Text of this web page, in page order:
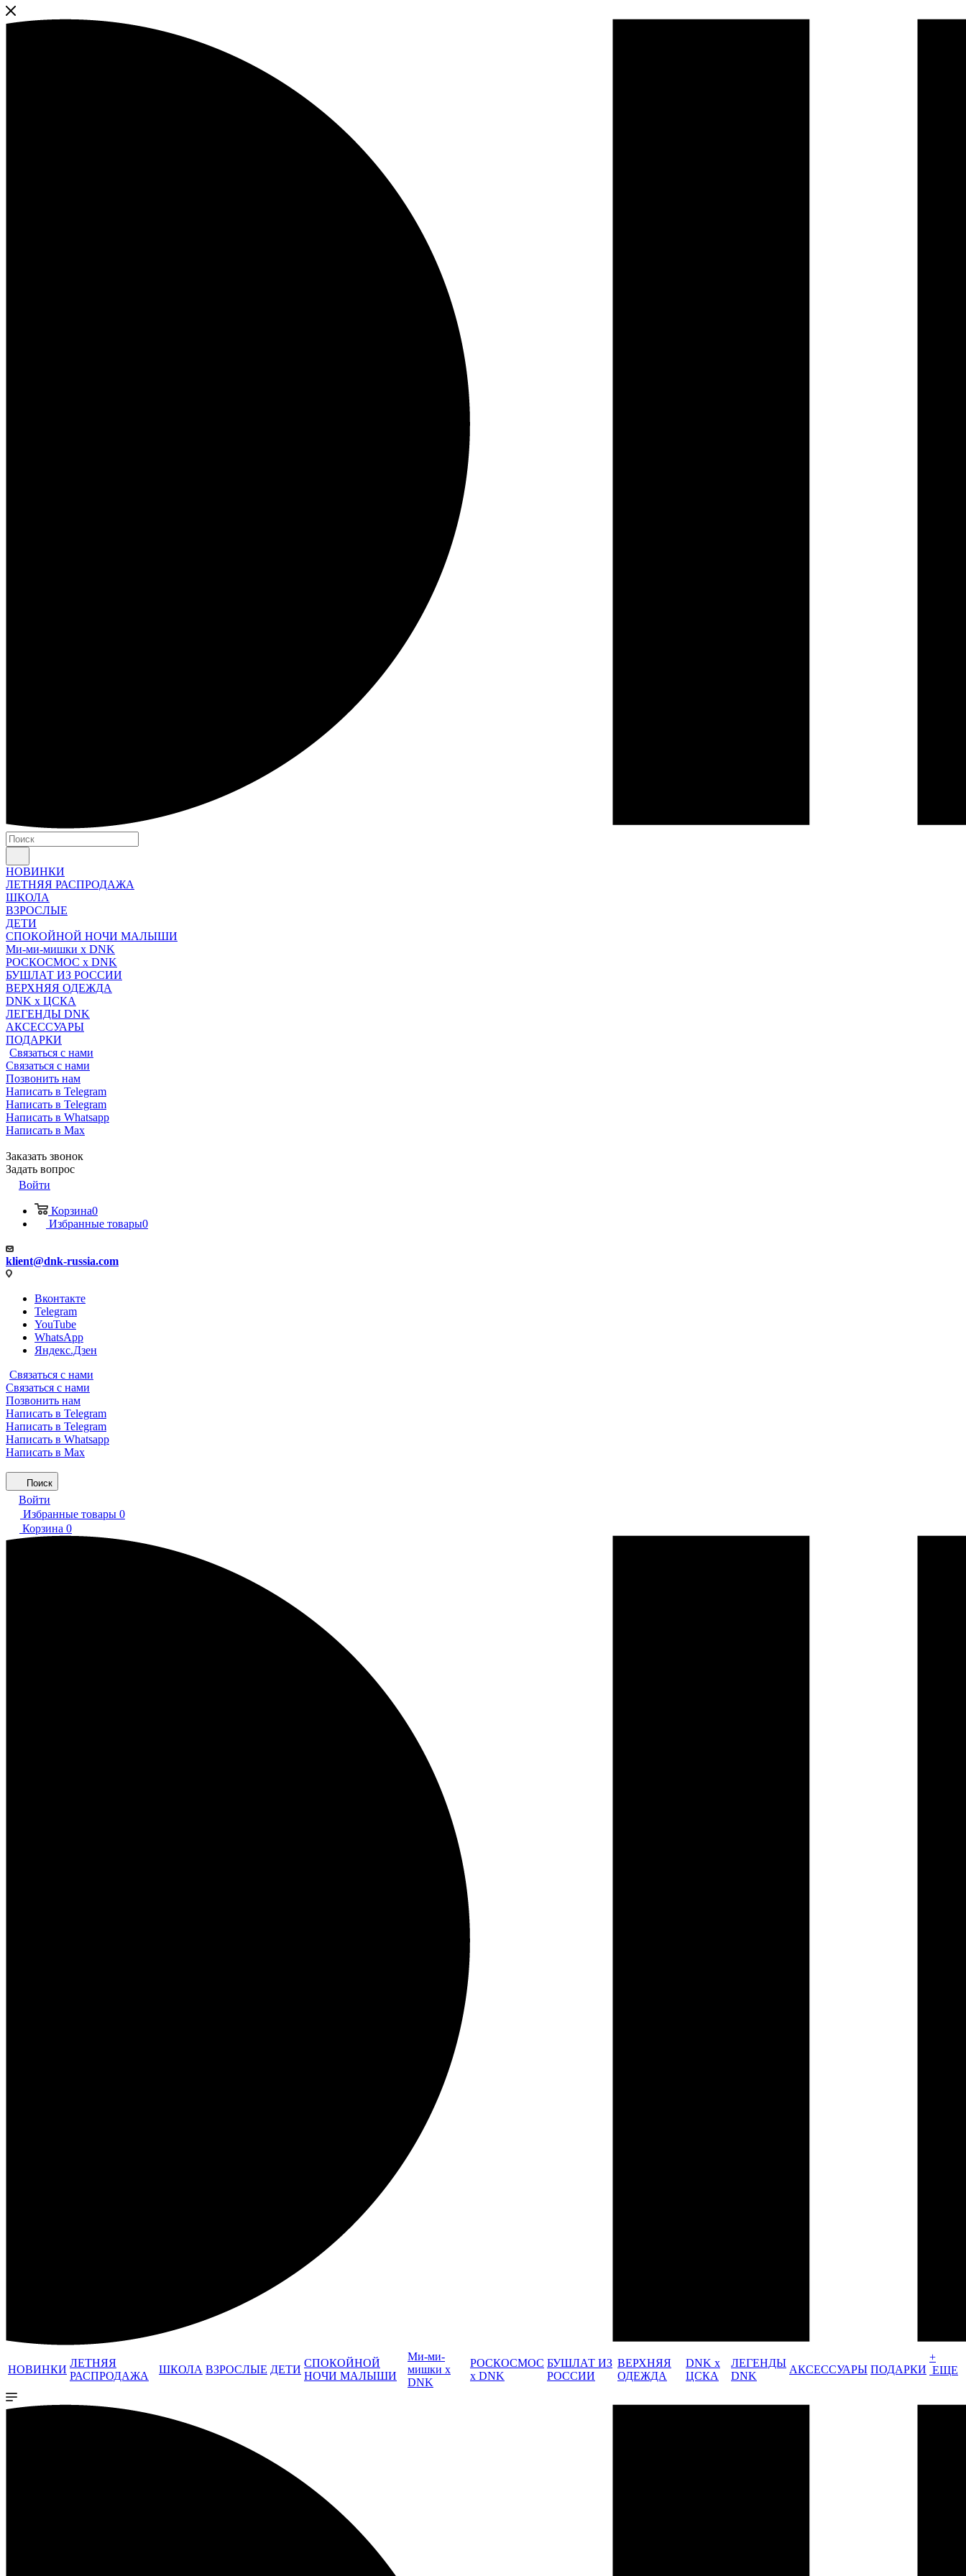
НОВИНКИ
ЛЕТНЯЯ РАСПРОДАЖА
ШКОЛА
ВЗРОСЛЫЕ
ДЕТИ
СПОКОЙНОЙ НОЧИ МАЛЫШИ
Ми-ми-мишки x DNK
РОСКОСМОС x DNK
БУШЛАТ ИЗ РОССИИ
ВЕРХНЯЯ ОДЕЖДА
DNK x ЦСКА
ЛЕГЕНДЫ DNK
АКСЕССУАРЫ
ПОДАРКИ
Связаться с нами
Связаться с нами
Позвонить нам
Написать в Telegram
Написать в Telegram
Написать в Whatsapp
Написать в Max
Заказать звонок
Задать вопрос
Войти
Корзина0
Избранные товары0
klient@dnk-russia.com
Вконтакте
Telegram
YouTube
WhatsApp
Яндекс.Дзен
Связаться с нами
Связаться с нами
Позвонить нам
Написать в Telegram
Написать в Telegram
Написать в Whatsapp
Написать в Max
Поиск
Войти
Избранные товары 0
Корзина 0
НОВИНКИ
ЛЕТНЯЯ
РАСПРОДАЖА
ШКОЛА ВЗРОСЛЫЕ ДЕТИ
СПОКОЙНОЙ
НОЧИ МАЛЫШИ
Ми-ми-
мишки x
DNK
РОСКОСМОС
x DNK
БУШЛАТ ИЗ
РОССИИ
ВЕРХНЯЯ
ОДЕЖДА
DNK x
ЦСКА
ЛЕГЕНДЫ
DNK
АКСЕССУАРЫ ПОДАРКИ
+
ЕЩЕ